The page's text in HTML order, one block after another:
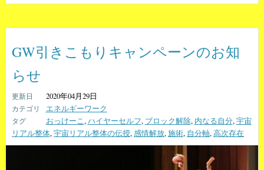
GW引きこもりキャンペーンのお知
らせ
2020年04月29日
エネルギーワーク
おっけーこ,ハイヤーセルフ, ブロック解除, 内なる自分,宇宙
リアル整体,宇宙リアル整体の伝授,感情解放,施術, 自分軸,高次存在